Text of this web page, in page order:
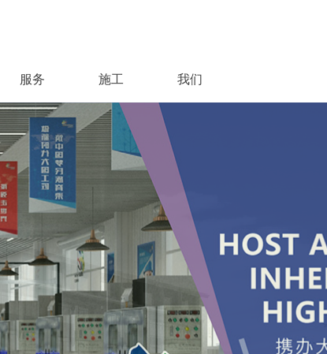
服务 施工 我们